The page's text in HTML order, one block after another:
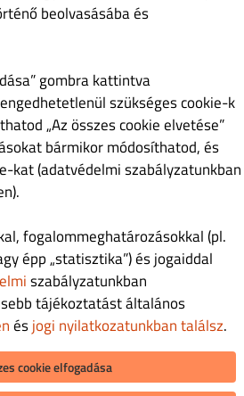
Ft 2,390.00
Ft 2,790.00
Ft 2,790.00
beolvasásába és
gombra kattintva
szükséges cookie-k
„Az összes cookie elvetése”
bármikor módosíthatod, és
kat (adatvédelmi szabályzatunkban
fogalommeghatározásokkal (pl.
épp „statisztika”) és jogaiddal
szabályzatunkban
tájékoztatást általános
ésjogi nyilatkozatunkban találsz.
cookie elfogadása